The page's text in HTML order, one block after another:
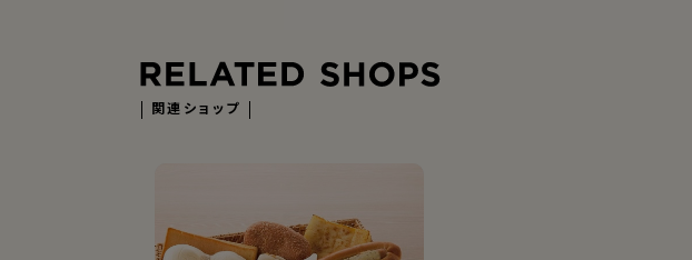
関連ショップ